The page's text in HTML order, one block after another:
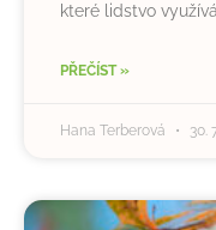
které lidstvo
PŘEČÍST »
Hana Terberová 30.